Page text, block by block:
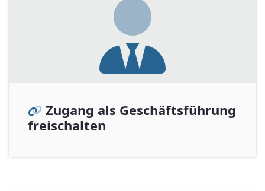
Zugang als Geschäftsführung
freischalten